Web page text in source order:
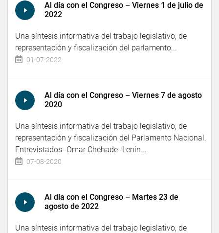
Al día con el Congreso – Viernes 1 de julio de
2022
Una síntesis informativa del trabajo legislativo, de
representación y fiscalización del parlamento...
01-07-2022
Al día con el Congreso – Viernes 7 de agosto
2020
Una síntesis informativa del trabajo legislativo, de
representación y fiscalización del Parlamento Nacional.
Entrevistados -Omar Chehade -Lenin...
07-08-2020
Al día con el Congreso – Martes 23 de
agosto de 2022
Una síntesis informativa del trabajo legislativo, de